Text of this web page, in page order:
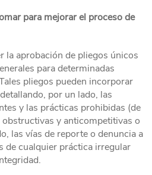
para mejorar el proceso de
la aprobación de pliegos únicos
para determinadas
pliegos pueden incorporar
por un lado, las
y las prácticas prohibidas (de
y anticompetitivas o
las vías de reporte o denuncia a
de cualquier práctica irregular